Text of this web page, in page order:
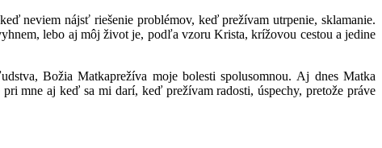
neviem nájsť riešenie problémov, keď prežívam utrpenie, sklamanie.
lebo aj môj život je, podľa vzoru Krista, krížovou cestou a jedine
Božia Matkaprežíva moje bolesti spolusomnou. Aj dnes Matka
mne aj keď sa mi darí, keď prežívam radosti, úspechy, pretože práve